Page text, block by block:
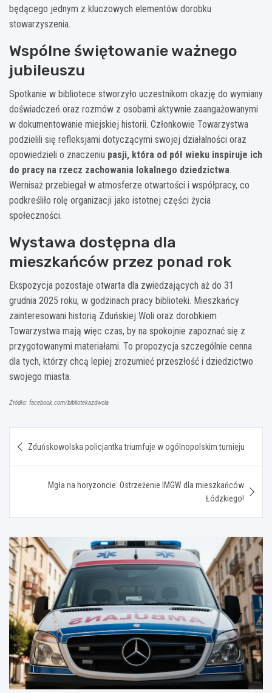
będącego jednym z kluczowych elementów dorobku
stowarzyszenia.
Wspólne świętowanie ważnego
jubileuszu
Spotkanie w bibliotece stworzyło uczestnikom okazję do wymiany
doświadczeń oraz rozmów z osobami aktywnie zaangażowanymi
w dokumentowanie miejskiej historii. Członkowie Towarzystwa
podzielili się refleksjami dotyczącymi swojej działalności oraz
opowiedzieli o znaczeniu pasji, która od pół wieku inspiruje ich
do pracy na rzecz zachowania lokalnego dziedzictwa.
Wernisaż przebiegał w atmosferze otwartości i współpracy, co
podkreśliło rolę organizacji jako istotnej części życia
społeczności.
Wystawa dostępna dla
mieszkańców przez ponad rok
Ekspozycja pozostaje otwarta dla zwiedzających aż do 31
grudnia 2025 roku, w godzinach pracy biblioteki. Mieszkańcy
zainteresowani historią Zduńskiej Woli oraz dorobkiem
Towarzystwa mają więc czas, by na spokojnie zapoznać się z
przygotowanymi materiałami. To propozycja szczególnie cenna
dla tych, którzy chcą lepiej zrozumieć przeszłość i dziedzictwo
swojego miasta.
Źródło: facebook.com/bibliotekazdwola
wpisu
Zduńskowolska policjantka triumfuje w ogólnopolskim turnieju
Mgła na horyzoncie: Ostrzeżenie IMGW dla mieszkańców
Łódzkiego!